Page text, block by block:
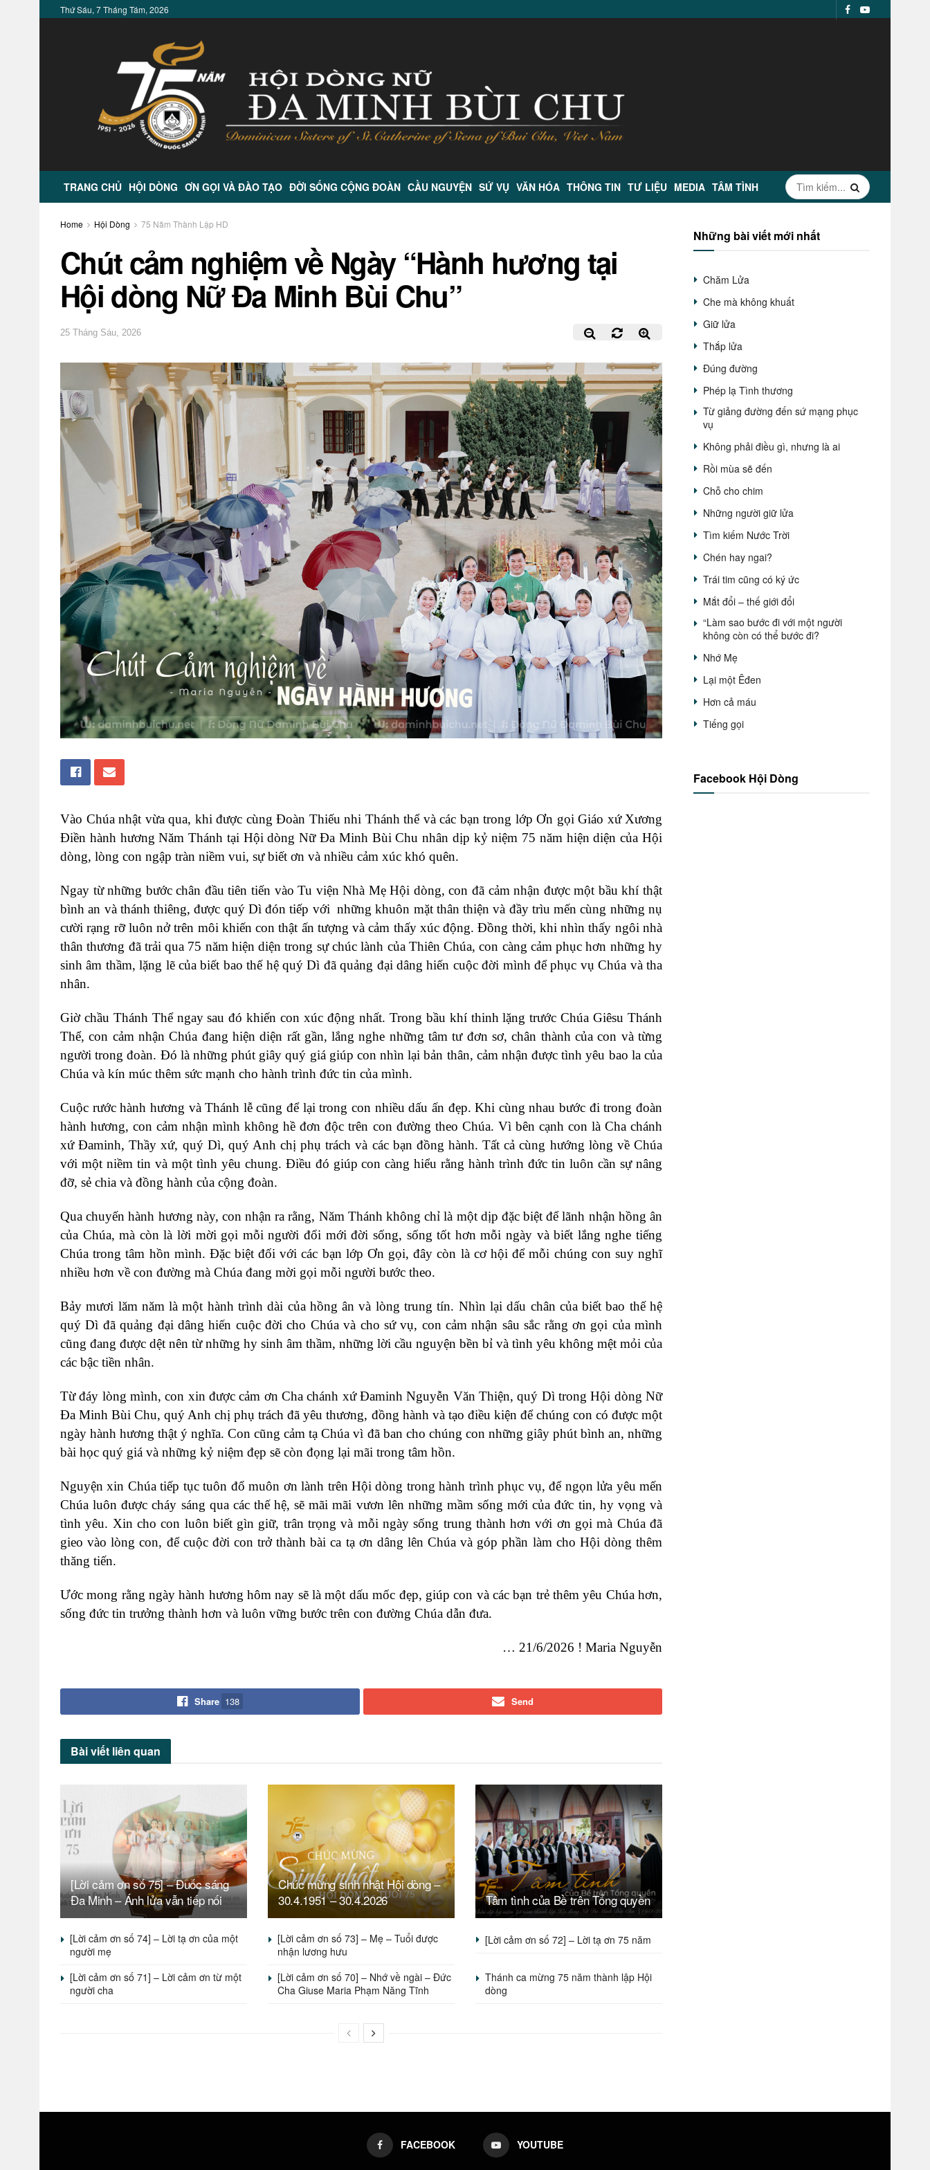
Thứ Sáu, 7 Tháng Tám, 2026
TRANG CHỦ HỘI DÒNG ƠN GỌI VÀ ĐÀO TẠO ĐỜI SỐNG CỘNG ĐOÀN CẦU NGUYỆN SỨ VỤ VĂN HÓA THÔNG TIN TƯ LIỆU MEDIA TÂM TÌNH
Home Hội Dòng 75 Năm Thành Lập HD
Chút cảm nghiệm về Ngày “Hành hương tại
Hội dòng Nữ Đa Minh Bùi Chu”
25 Tháng Sáu, 2026
Vào Chúa nhật vừa qua, khi được cùng Đoàn Thiếu nhi Thánh thể và các bạn trong lớp Ơn gọi Giáo xứ Xương
Điền hành hương Năm Thánh tại Hội dòng Nữ Đa Minh Bùi Chu nhân dịp kỷ niệm 75 năm hiện diện của Hội
dòng, lòng con ngập tràn niềm vui, sự biết ơn và nhiều cảm xúc khó quên.
Ngay từ những bước chân đầu tiên tiến vào Tu viện Nhà Mẹ Hội dòng, con đã cảm nhận được một bầu khí thật
bình an và thánh thiêng, được quý Dì đón tiếp với những khuôn mặt thân thiện và đầy trìu mến cùng những nụ
cười rạng rỡ luôn nở trên môi khiến con thật ấn tượng và cảm thấy xúc động. Đồng thời, khi nhìn thấy ngôi nhà
thân thương đã trải qua 75 năm hiện diện trong sự chúc lành của Thiên Chúa, con càng cảm phục hơn những hy
sinh âm thầm, lặng lẽ của biết bao thế hệ quý Dì đã quảng đại dâng hiến cuộc đời mình để phục vụ Chúa và tha
nhân.
Giờ chầu Thánh Thể ngay sau đó khiến con xúc động nhất. Trong bầu khí thinh lặng trước Chúa Giêsu Thánh
Thể, con cảm nhận Chúa đang hiện diện rất gần, lắng nghe những tâm tư đơn sơ, chân thành của con và từng
người trong đoàn. Đó là những phút giây quý giá giúp con nhìn lại bản thân, cảm nhận được tình yêu bao la của
Chúa và kín múc thêm sức mạnh cho hành trình đức tin của mình.
Cuộc rước hành hương và Thánh lễ cũng để lại trong con nhiều dấu ấn đẹp. Khi cùng nhau bước đi trong đoàn
hành hương, con cảm nhận mình không hề đơn độc trên con đường theo Chúa. Vì bên cạnh con là Cha chánh
xứ Đaminh, Thầy xứ, quý Dì, quý Anh chị phụ trách và các bạn đồng hành. Tất cả cùng hướng lòng về Chúa
với một niềm tin và một tình yêu chung. Điều đó giúp con càng hiểu rằng hành trình đức tin luôn cần sự nâng
đỡ, sẻ chia và đồng hành của cộng đoàn.
Qua chuyến hành hương này, con nhận ra rằng, Năm Thánh không chỉ là một dịp đặc biệt để lãnh nhận hồng ân
của Chúa, mà còn là lời mời gọi mỗi người đổi mới đời sống, sống tốt hơn mỗi ngày và biết lắng nghe tiếng
Chúa trong tâm hồn mình. Đặc biệt đối với các bạn lớp Ơn gọi, đây còn là cơ hội để mỗi chúng con suy nghĩ
nhiều hơn về con đường mà Chúa đang mời gọi mỗi người bước theo.
Bảy mươi lăm năm là một hành trình dài của hồng ân và lòng trung tín. Nhìn lại dấu chân của biết bao thế hệ
quý Dì đã quảng đại dâng hiến cuộc đời cho Chúa và cho sứ vụ, con cảm nhận sâu sắc rằng ơn gọi của mình
cũng đang được dệt nên từ những hy sinh âm thầm, những lời cầu nguyện bền bỉ và tình yêu không mệt mỏi của
các bậc tiền nhân.
Từ đáy lòng mình, con xin được cảm ơn Cha chánh xứ Đaminh Nguyễn Văn Thiện, quý Dì trong Hội dòng Nữ
Đa Minh Bùi Chu, quý Anh chị phụ trách đã yêu thương, đồng hành và tạo điều kiện để chúng con có được một
ngày hành hương thật ý nghĩa. Con cũng cảm tạ Chúa vì đã ban cho chúng con những giây phút bình an, những
bài học quý giá và những kỷ niệm đẹp sẽ còn đọng lại mãi trong tâm hồn.
Nguyện xin Chúa tiếp tục tuôn đổ muôn ơn lành trên Hội dòng trong hành trình phục vụ, để ngọn lửa yêu mến
Chúa luôn được cháy sáng qua các thế hệ, sẽ mãi mãi vươn lên những mầm sống mới của đức tin, hy vọng và
tình yêu. Xin cho con luôn biết gìn giữ, trân trọng và mỗi ngày sống trung thành hơn với ơn gọi mà Chúa đã
gieo vào lòng con, để cuộc đời con trở thành bài ca tạ ơn dâng lên Chúa và góp phần làm cho Hội dòng thêm
thăng tiến.
Ước mong rằng ngày hành hương hôm nay sẽ là một dấu mốc đẹp, giúp con và các bạn trẻ thêm yêu Chúa hơn,
sống đức tin trưởng thành hơn và luôn vững bước trên con đường Chúa dẫn đưa.
… 21/6/2026 ! Maria Nguyễn
Share 138 Send
Bài viết liên quan
[Lời cảm ơn số 75] – Đuốc sáng
Đa Minh – Ánh lửa vẫn tiếp nối
Chúc mừng sinh nhật Hội dòng –
30.4.1951 – 30.4.2026
Tâm tình của Bề trên Tổng quyền
[Lời cảm ơn số 74] – Lời tạ ơn của một
người mẹ
[Lời cảm ơn số 73] – Mẹ – Tuổi được
nhận lương hưu
[Lời cảm ơn số 72] – Lời tạ ơn 75 năm
[Lời cảm ơn số 71] – Lời cảm ơn từ một
người cha
[Lời cảm ơn số 70] – Nhớ về ngài – Đức
Cha Giuse Maria Phạm Năng Tĩnh
Thánh ca mừng 75 năm thành lập Hội
dòng
Những bài viết mới nhất
Chăm Lửa
Che mà không khuất
Giữ lửa
Thắp lửa
Đúng đường
Phép lạ Tình thương
Từ giảng đường đến sứ mạng phục
vụ
Không phải điều gì, nhưng là ai
Rồi mùa sẽ đến
Chỗ cho chim
Những người giữ lửa
Tìm kiếm Nước Trời
Chén hay ngai?
Trái tim cũng có ký ức
Mắt đổi – thế giới đổi
“Làm sao bước đi với một người
không còn có thể bước đi?
Nhớ Mẹ
Lại một Êđen
Hơn cả máu
Tiếng gọi
Facebook Hội Dòng
FACEBOOK YOUTUBE